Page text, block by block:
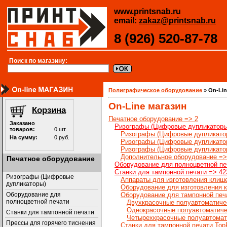
www.printsnab.ru
email: zakaz@printsnab.ru
8 (926) 520-87-78
Поиск по магазину:
Печатное оборудование
Ризографы (Цифровые
дупликаторы)
Оборудование для
полноцветной печати
Станки для тампонной печати
Прессы для горячего тиснения
Полиграфическое оборудование » On-
On-Line магазин
Печатное оборудование => 2
Ризографы (Цифровые
Ризографы (Цифровые
Ризографы (Цифровые
Ризографы (Цифровые
Дополнительное оборудование
Оборудование для полноцветной
Станки для тампонной печати =>
Аппараты для изготовления
Оборудование для изготовления
Оборудование для тампонной
Двухкрасочные
Однокрасочные
Четырехкрасочные
Станки для тампонной печати